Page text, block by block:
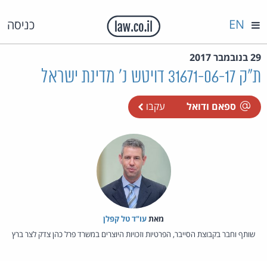
כניסה EN
29 בנובמבר 2017
ת"ק 31671-06-17 דויטש נ' מדינת ישראל
ספאם ודואל עקבו
מאת‏עו"ד טל קפלן
שותף וחבר בקבוצת הסייבר, הפרטיות וזכויות היוצרים במשרד פרל כהן צדק לצר ברץ